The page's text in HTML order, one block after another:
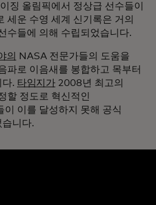
징 올림픽에서 정상급 선수들이
세운 수영 세계 신기록은 거의
수들에 의해 수립되었습니다.
의
NASA 전문가들의 도움을
파로 이음새를 봉합하고 목부터
다. 타임지가2008년 최고의
할 정도로 혁신적인
이를 달성하지 못해 공식
니다.